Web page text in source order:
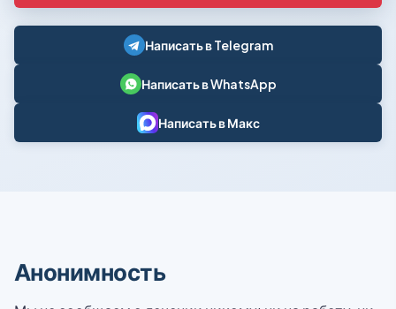
Написать в Telegram
Написать в WhatsApp
Написать в Макс
Анонимность